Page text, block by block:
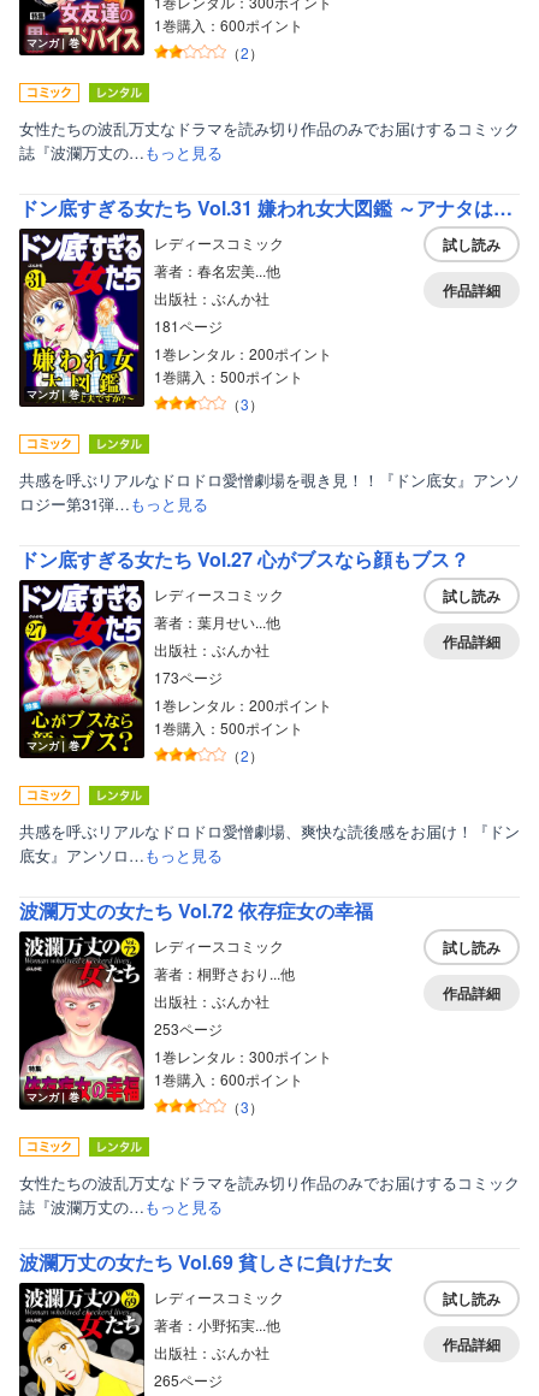
マンガ｜巻
1巻購入：600ポイント
（2）
女性たちの波乱万丈なドラマを読み切り作品のみでお届けするコミック
誌『波瀾万丈の…もっと見る
ドン底すぎる女たち Vol.31 嫌われ女大図鑑 ～アナタは大丈夫ですか？～
マンガ｜巻
レディースコミック
著者：春名宏美...他
出版社：ぶんか社
181ページ
1巻レンタル：200ポイント
1巻購入：500ポイント
（3）
試し読み
作品詳細
共感を呼ぶリアルなドロドロ愛憎劇場を覗き見！！『ドン底女』アンソ
ロジー第31弾…もっと見る
ドン底すぎる女たち Vol.27 心がブスなら顔もブス？
マンガ｜巻
レディースコミック
著者：葉月せい...他
出版社：ぶんか社
173ページ
1巻レンタル：200ポイント
1巻購入：500ポイント
（2）
試し読み
作品詳細
共感を呼ぶリアルなドロドロ愛憎劇場、爽快な読後感をお届け！『ドン
底女』アンソロ…もっと見る
波瀾万丈の女たち Vol.72 依存症女の幸福
マンガ｜巻
レディースコミック
著者：桐野さおり...他
出版社：ぶんか社
253ページ
1巻レンタル：300ポイント
1巻購入：600ポイント
（3）
試し読み
作品詳細
女性たちの波乱万丈なドラマを読み切り作品のみでお届けするコミック
誌『波瀾万丈の…もっと見る
波瀾万丈の女たち Vol.69 貧しさに負けた女
レディースコミック
著者：小野拓実...他
出版社：ぶんか社
265ページ
試し読み
作品詳細